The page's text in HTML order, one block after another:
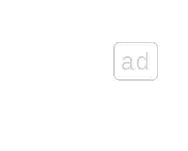
ad